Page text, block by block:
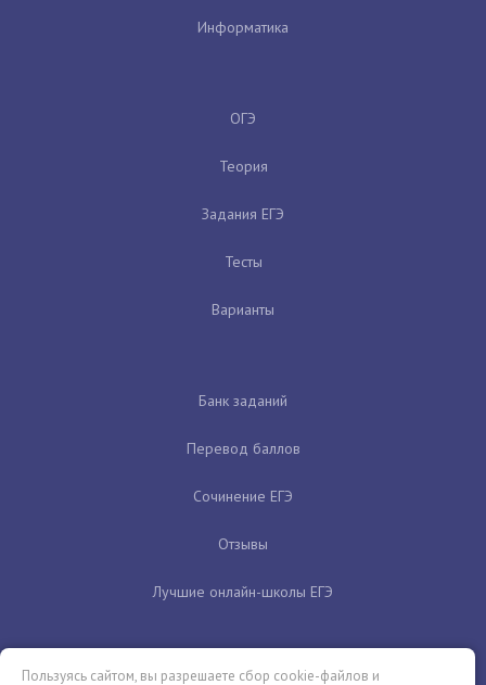
Информатика
ОГЭ
Теория
Задания ЕГЭ
Тесты
Варианты
Банк заданий
Перевод баллов
Сочинение ЕГЭ
Отзывы
Лучшие онлайн-школы ЕГЭ
Пользуясь сайтом, вы разрешаете сбор cookie-файлов и